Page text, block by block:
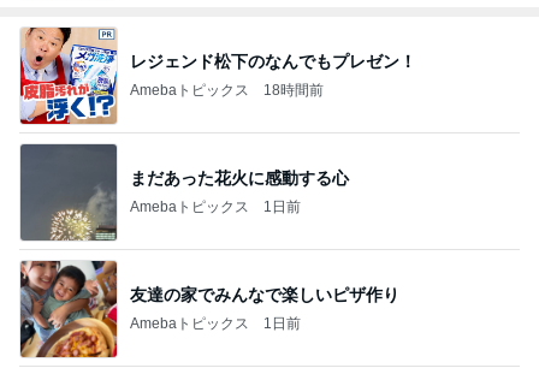
レジェンド松下のなんでもプレゼン！
Amebaトピックス 18時間前
まだあった花火に感動する心
Amebaトピックス 1日前
友達の家でみんなで楽しいピザ作り
Amebaトピックス 1日前